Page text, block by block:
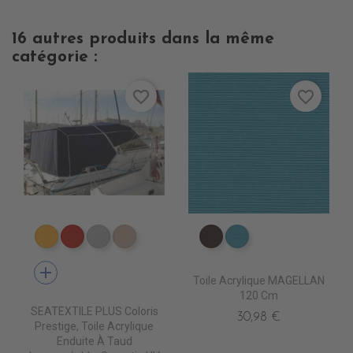
16 autres produits dans la même
catégorie :
PT0740 JAUNE
PT0620 JOCKET RED
PT0700 PEARL
PT1590 PARIS BEIGE
add
SEATEXTILE PLUS Coloris
Prestige, Toile Acrylique
Enduite À Taud
favorite_border
PR067 CHESTNUST
PR0770 LAGON
Toile Acrylique MAGELLAN
120 Cm
30,98 €
favorite_border